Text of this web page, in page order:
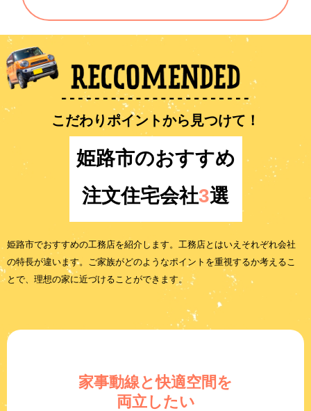
こだわりポイントから見つけて！
姫路市のおすすめ
注文住宅会社3選
姫路市でおすすめの工務店を紹介します。工務店とはいえそれぞれ会社
の特長が違います。ご家族がどのようなポイントを重視するか考えるこ
とで、理想の家に近づけることができます。
家事動線と快適空間を
両立したい